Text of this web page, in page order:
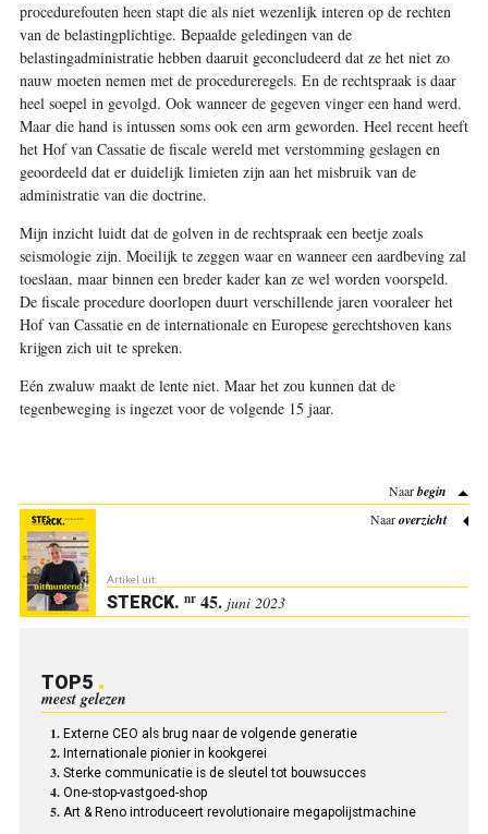
procedurefouten heen stapt die als niet wezenlijk interen op de rechten
van de belastingplichtige. Bepaalde geledingen van de
belastingadministratie hebben daaruit geconcludeerd dat ze het niet zo
nauw moeten nemen met de procedureregels. En de rechtspraak is daar
heel soepel in gevolgd. Ook wanneer de gegeven vinger een hand werd.
Maar die hand is intussen soms ook een arm geworden. Heel recent heeft
het Hof van Cassatie de fiscale wereld met verstomming geslagen en
geoordeeld dat er duidelijk limieten zijn aan het misbruik van de
administratie van die doctrine.
Mijn inzicht luidt dat de golven in de rechtspraak een beetje zoals
seismologie zijn. Moeilijk te zeggen waar en wanneer een aardbeving zal
toeslaan, maar binnen een breder kader kan ze wel worden voorspeld.
De fiscale procedure doorlopen duurt verschillende jaren vooraleer het
Hof van Cassatie en de internationale en Europese gerechtshoven kans
krijgen zich uit te spreken.
Eén zwaluw maakt de lente niet. Maar het zou kunnen dat de
tegenbeweging is ingezet voor de volgende 15 jaar.
Naarbegin
Naaroverzicht
Artikel uit:
STERCK. nr45. juni 2023
TOP5
meest gelezen
Externe CEO als brug naar de volgende generatie
Internationale pionier in kookgerei
Sterke communicatie is de sleutel tot bouwsucces
One-stop-vastgoed-shop
Art & Reno introduceert revolutionaire megapolijstmachine